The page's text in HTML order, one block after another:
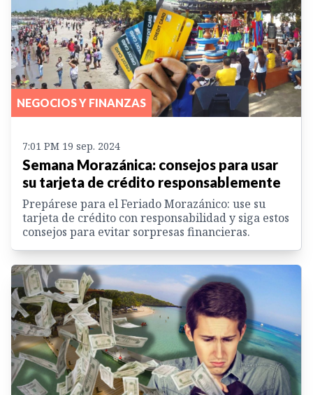
NEGOCIOS Y FINANZAS
7:01 PM 19 sep. 2024
Semana Morazánica: consejos para usar
su tarjeta de crédito responsablemente
Prepárese para el Feriado Morazánico: use su
tarjeta de crédito con responsabilidad y siga estos
consejos para evitar sorpresas financieras.